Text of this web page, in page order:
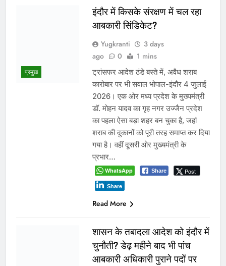
नवनियुक्त भाजयुमो जिला अध्यक्ष का वरिष्ठ नेतृत्व के सान्निध्य और हजारों
युवाओं के समक्ष पदभार ग्रहण समारोह कल
मंत्री विजयवर्गीय ने भाजपा प्रदेश कार्यालय में कार्यकर्ताओं की सुनी
जनसमस्याएं
बच्चों की सुरक्षा पर सरकार श्वेत पत्र जारी करे: जीतू पटवारी
ग्वालियर जलभराव: अफसरों के दौरे और निर्देशों से नहीं, नालों/जल
निकासी पर कब्जे हटाने से निकलेगा समाधान!
दतिया में दो माह तक खाली रहा जिला आबकारी अधिकारी का पद! चुनाव के
दौरान पड़ोसी जिले के भरोसे चला सिस्टम, बारोड़ पर कार्रवाई की मांग
Recent Comments